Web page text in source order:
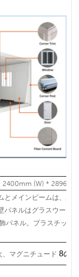
(W) *
とメインビームは、亜
パネルはグラスウール
パネル。プラスチック
、マグニチュード8の